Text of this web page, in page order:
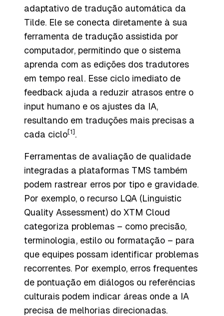
adaptativo de tradução automática da
Tilde. Ele se conecta diretamente à sua
ferramenta de tradução assistida por
computador, permitindo que o sistema
aprenda com as edições dos tradutores
em tempo real. Esse ciclo imediato de
feedback ajuda a reduzir atrasos entre o
input humano e os ajustes da IA,
resultando em traduções mais precisas a
cada ciclo[1] .
Ferramentas de avaliação de qualidade
integradas a plataformas TMS também
podem rastrear erros por tipo e gravidade.
Por exemplo, o recurso LQA (Linguistic
Quality Assessment) do XTM Cloud
categoriza problemas – como precisão,
terminologia, estilo ou formatação – para
que equipes possam identificar problemas
recorrentes. Por exemplo, erros frequentes
de pontuação em diálogos ou referências
culturais podem indicar áreas onde a IA
precisa de melhorias direcionadas.